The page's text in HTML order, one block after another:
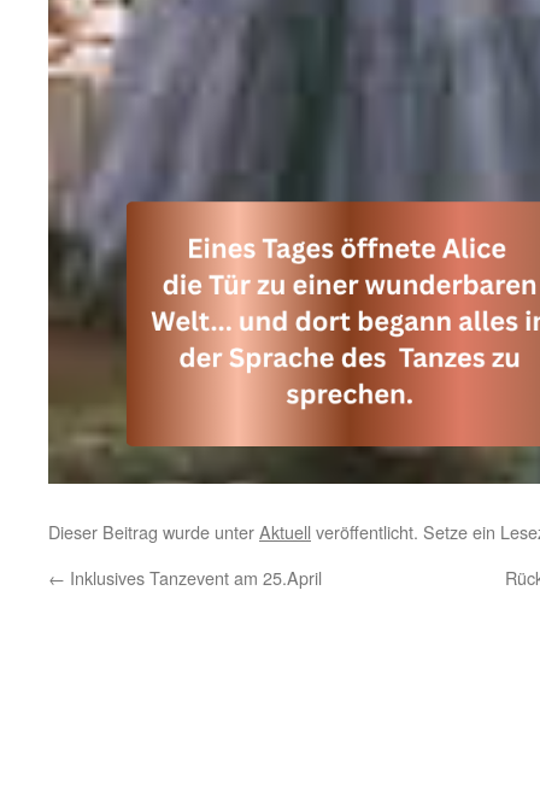
Dieser Beitrag wurde unterAktuell veröffentlicht. Setze ein
← Inklusives Tanzevent am 25.April